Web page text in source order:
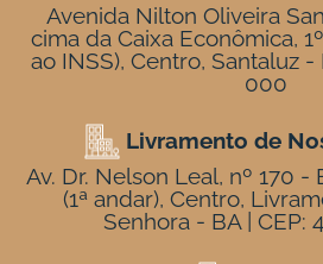
Avenida Nilton Oliveira
cima da Caixa Econômica,
ao INSS), Centro, Santaluz -
000
Livramento de
Av. Dr. Nelson Leal, nº 170 -
(1ª andar), Centro,
Senhora - BA | CEP: